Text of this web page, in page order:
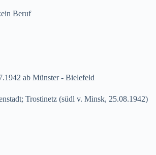
Beruf
ab Münster - Bielefeld
Trostinetz (südl v. Minsk, 25.08.1942)